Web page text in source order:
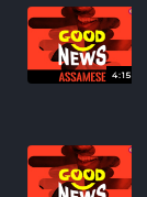
4:15